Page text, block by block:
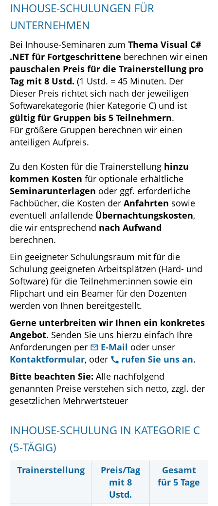
INHOUSE-SCHULUNGEN FÜR
UNTERNEHMEN
Bei Inhouse-Seminaren zum Thema Visual C#
.NET für Fortgeschrittene berechnen wir einen
pauschalen Preis für die Trainerstellung pro
Tag mit 8 Ustd. (1 Ustd. = 45 Minuten. Der
Dieser Preis richtet sich nach der jeweiligen
Softwarekategorie (hier Kategorie C) und ist
gültig für Gruppen bis 5 Teilnehmern.
Für größere Gruppen berechnen wir einen
anteiligen Aufpreis.
Zu den Kosten für die Trainerstellung hinzu
kommen Kosten für optionale erhältliche
Seminarunterlagen oder ggf. erforderliche
Fachbücher, die Kosten der Anfahrten sowie
eventuell anfallende Übernachtungskosten,
die wir entsprechend nach Aufwand
berechnen.
Ein geeigneter Schulungsraum mit für die
Schulung geeigneten Arbeitsplätzen (Hard- und
Software) für die Teilnehmer:innen sowie ein
Flipchart und ein Beamer für den Dozenten
werden von Ihnen bereitgestellt.
Gerne unterbreiten wir Ihnen ein konkretes
Angebot. Senden Sie uns hierzu einfach Ihre
Anforderungen per
E-Mail oder unser
Kontaktformular, oder rufen Sie uns an.
Bitte beachten Sie: Alle nachfolgend
genannten Preise verstehen sich netto, zzgl. der
gesetzlichen Mehrwertsteuer
INHOUSE-SCHULUNG IN KATEGORIE C
(5-TÄGIG)
Trainerstellung
Preis/Tag
mit 8
Ustd.
Gesamt
für 5 Tage